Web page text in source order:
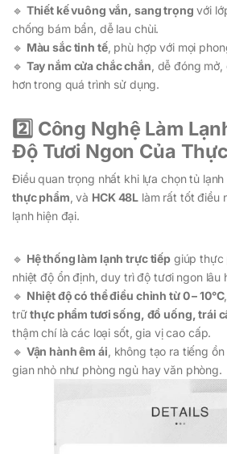
🔹 Thiết kế vuông vắn, sang trọng với
chống bám bẩn, dễ lau chùi.
🔹 Màu sắc tinh tế, phù hợp với mọi
🔹 Tay nắm cửa chắc chắn , dễ đóng
hơn trong quá trình sử dụng.
2️⃣ Công Nghệ Làm
Độ Tươi Ngon Của
Điều quan trọng nhất khi lựa chọn tủ lạnh
thực phẩm , và HCK 48L làm rất tốt điều
lạnh hiện đại.
🔹 Hệ thống làm lạnh trực tiếpgiúp thực
nhiệt độ ổn định, duy trì độ tươi ngon lâu
🔹 Nhiệt độ có thể điều chỉnh từ 0 – 10°C
trữthực phẩm tươi sống, đồ uống, trái
thậm chí là các loại sốt, gia vị cao cấp.
🔹 Vận hành êm ái , không tạo ra tiếng
gian nhỏ như phòng ngủ hay văn phòng.